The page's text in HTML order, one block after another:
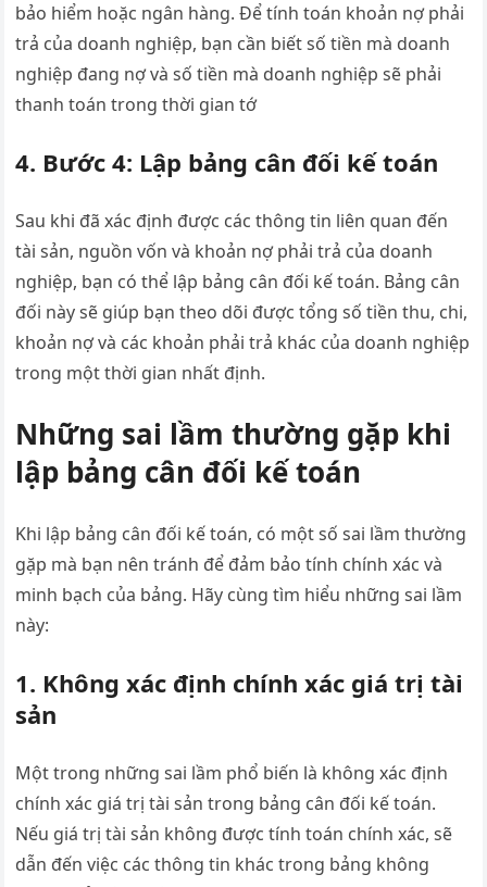
bảo hiểm hoặc ngân hàng. Để tính toán khoản nợ phải
trả của doanh nghiệp, bạn cần biết số tiền mà doanh
nghiệp đang nợ và số tiền mà doanh nghiệp sẽ phải
thanh toán trong thời gian tớ
4. Bước 4: Lập bảng cân đối kế toán
Sau khi đã xác định được các thông tin liên quan đến
tài sản, nguồn vốn và khoản nợ phải trả của doanh
nghiệp, bạn có thể lập bảng cân đối kế toán. Bảng cân
đối này sẽ giúp bạn theo dõi được tổng số tiền thu, chi,
khoản nợ và các khoản phải trả khác của doanh nghiệp
trong một thời gian nhất định.
Những sai lầm thường gặp khi
lập bảng cân đối kế toán
Khi lập bảng cân đối kế toán, có một số sai lầm thường
gặp mà bạn nên tránh để đảm bảo tính chính xác và
minh bạch của bảng. Hãy cùng tìm hiểu những sai lầm
này:
1. Không xác định chính xác giá trị tài
sản
Một trong những sai lầm phổ biến là không xác định
chính xác giá trị tài sản trong bảng cân đối kế toán.
Nếu giá trị tài sản không được tính toán chính xác, sẽ
dẫn đến việc các thông tin khác trong bảng không